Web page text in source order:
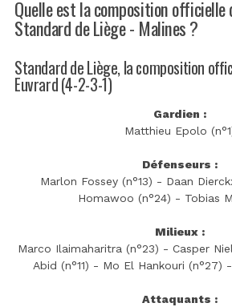
Quelle est la composition officielle
Standard de Liège - Malines ?
Standard de Liège, la composition
Euvrard (4-2-3-1)
Gardien :
Matthieu Epolo
Défenseurs :
Marlon Fossey (n°13) - Daan
Homawoo (n°24) - Tobias
Milieux :
Marco Ilaimaharitra (n°23) - Casper
Abid (n°11) - Mo El Hankouri (n°27)
Attaquants :